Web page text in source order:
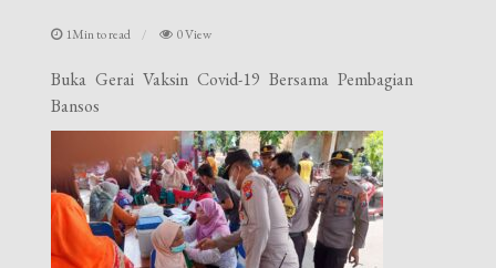
1Min to read 0 View
Buka Gerai Vaksin Covid-19 Bersama Pembagian
Bansos